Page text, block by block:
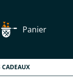
Panier
CADEAUX